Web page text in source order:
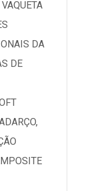
DA
DE